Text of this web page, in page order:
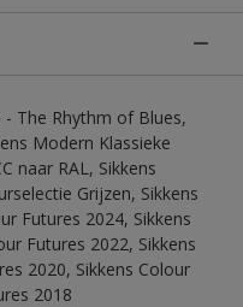
- The Rhythm of Blues,
Modern Klassieke
naar RAL, Sikkens
Grijzen, Sikkens
Futures 2024, Sikkens
Futures 2022, Sikkens
2020, Sikkens Colour
2018